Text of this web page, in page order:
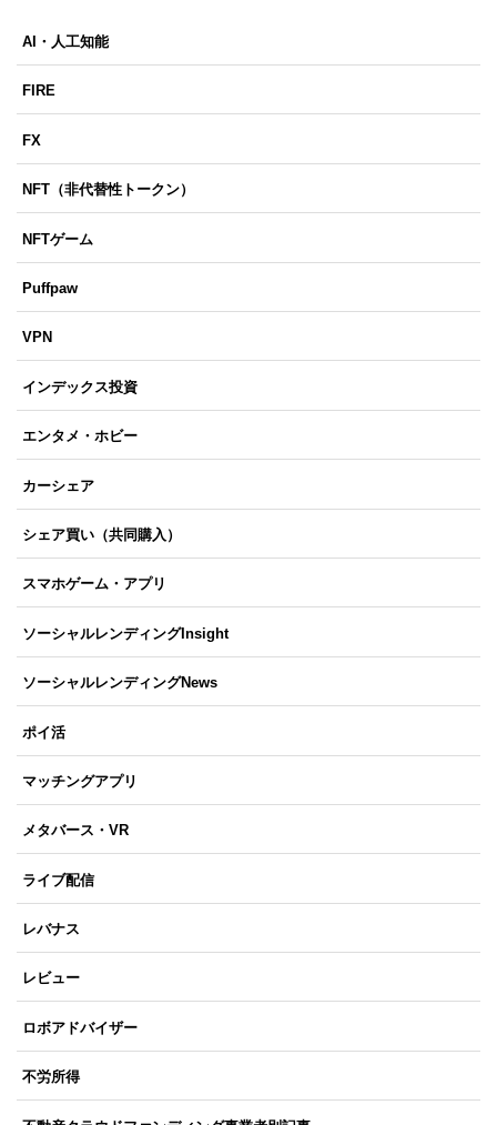
AI・人工知能
FIRE
FX
NFT（非代替性トークン）
NFTゲーム
Puffpaw
VPN
インデックス投資
エンタメ・ホビー
カーシェア
シェア買い（共同購入）
スマホゲーム・アプリ
ソーシャルレンディングInsight
ソーシャルレンディングNews
ポイ活
マッチングアプリ
メタバース・VR
ライブ配信
レバナス
レビュー
ロボアドバイザー
不労所得